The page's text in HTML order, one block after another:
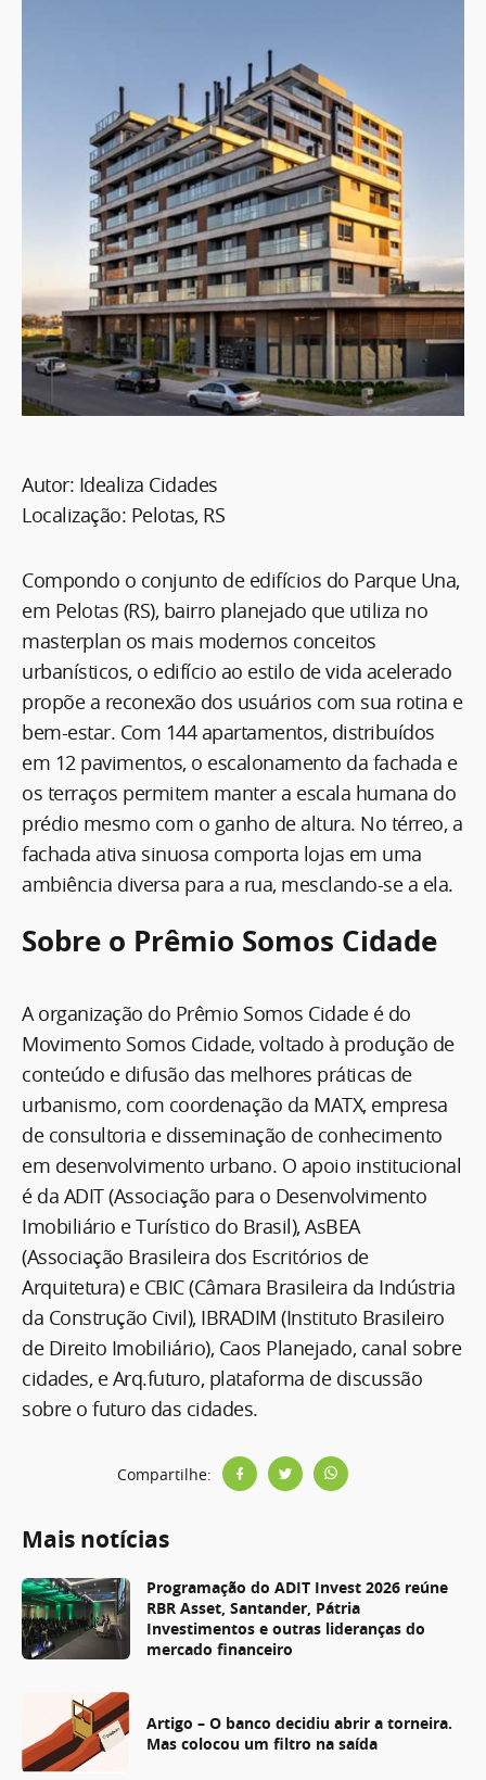
Autor: Idealiza Cidades
Localização: Pelotas, RS
Compondo o conjunto de edifícios do Parque Una,
em Pelotas (RS), bairro planejado que utiliza no
masterplan os mais modernos conceitos
urbanísticos, o edifício ao estilo de vida acelerado
propõe a reconexão dos usuários com sua rotina e
bem-estar. Com 144 apartamentos, distribuídos
em 12 pavimentos, o escalonamento da fachada e
os terraços permitem manter a escala humana do
prédio mesmo com o ganho de altura. No térreo, a
fachada ativa sinuosa comporta lojas em uma
ambiência diversa para a rua, mesclando-se a ela.
Sobre o Prêmio Somos Cidade
A organização do Prêmio Somos Cidade é do
Movimento Somos Cidade, voltado à produção de
conteúdo e difusão das melhores práticas de
urbanismo, com coordenação da MATX, empresa
de consultoria e disseminação de conhecimento
em desenvolvimento urbano. O apoio institucional
é da ADIT (Associação para o Desenvolvimento
Imobiliário e Turístico do Brasil), AsBEA
(Associação Brasileira dos Escritórios de
Arquitetura) e CBIC (Câmara Brasileira da Indústria
da Construção Civil), IBRADIM (Instituto Brasileiro
de Direito Imobiliário), Caos Planejado, canal sobre
cidades, e Arq.futuro, plataforma de discussão
sobre o futuro das cidades.
Compartilhe:
Mais notícias
Programação do ADIT Invest 2026 reúne
RBR Asset, Santander, Pátria
Investimentos e outras lideranças do
mercado financeiro
Artigo – O banco decidiu abrir a torneira.
Mas colocou um filtro na saída